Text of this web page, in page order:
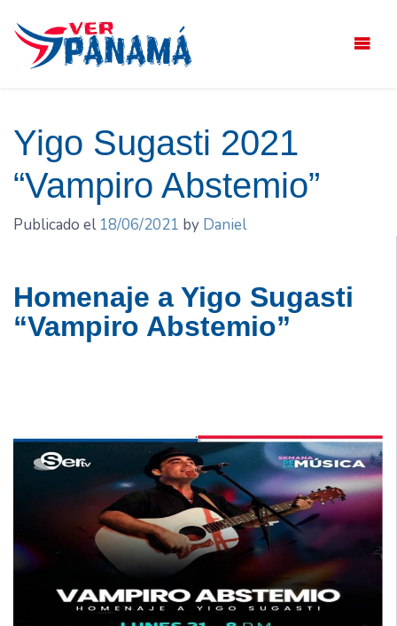
contenido
Yigo Sugasti 2021
“Vampiro Abstemio”
Publicado el 18/06/2021 by Daniel
Homenaje a Yigo Sugasti
“Vampiro Abstemio”